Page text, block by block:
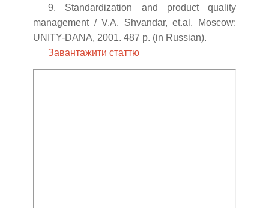
9. Standardization and product quality
management / V.A. Shvandar, et.al. Moscow:
UNITY-DANA, 2001. 487 p. (in Russian).
Завантажити статтю